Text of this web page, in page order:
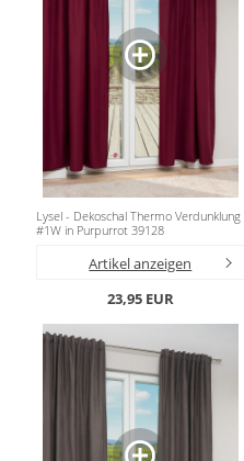
Gardinenstange
Panneaux
Lysel - Dekoschal Thermo Verdunklung
#1W in Purpurrot 39128
Artikel anzeigen
23,95 EUR